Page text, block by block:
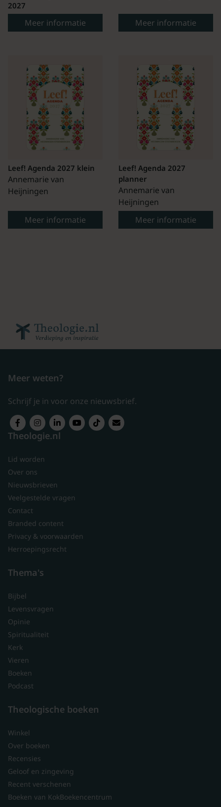
2027
Meer informatie Meer informatie
Leef! Agenda 2027 klein
Annemarie van
Heijningen
Meer informatie
Leef! Agenda 2027
planner
Annemarie van
Heijningen
Meer informatie
Meer weten?
Schrijf je in voor onze nieuwsbrief.
Theologie.nl
Lid worden
Over ons
Nieuwsbrieven
Veelgestelde vragen
Contact
Branded content
Privacy & voorwaarden
Herroepingsrecht
Thema's
Bijbel
Levensvragen
Opinie
Spiritualiteit
Kerk
Vieren
Boeken
Podcast
Theologische boeken
Winkel
Over boeken
Recensies
Geloof en zingeving
Recent verschenen
Boeken van KokBoekencentrum